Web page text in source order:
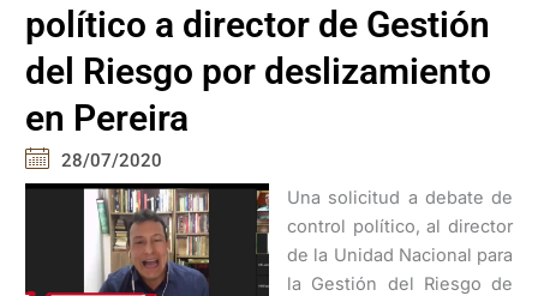
político a director de Gestión
del Riesgo por deslizamiento
en Pereira
28/07/2020
Una solicitud a debate de
control político, al director
de la Unidad Nacional para
la Gestión del Riesgo de